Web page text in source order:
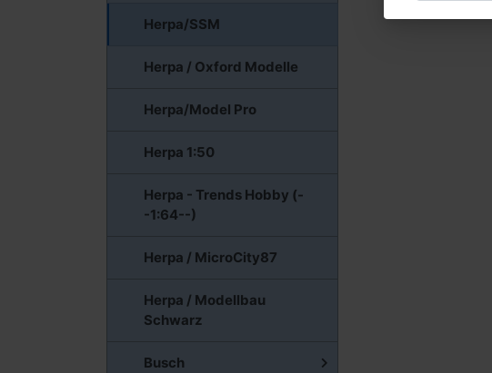
Herpa/SSM
Herpa / Oxford Modelle
Herpa/Model Pro
Herpa 1:50
Herpa - Trends Hobby (-
-1:64--)
Herpa / MicroCity87
Herpa / Modellbau
Schwarz
Busch